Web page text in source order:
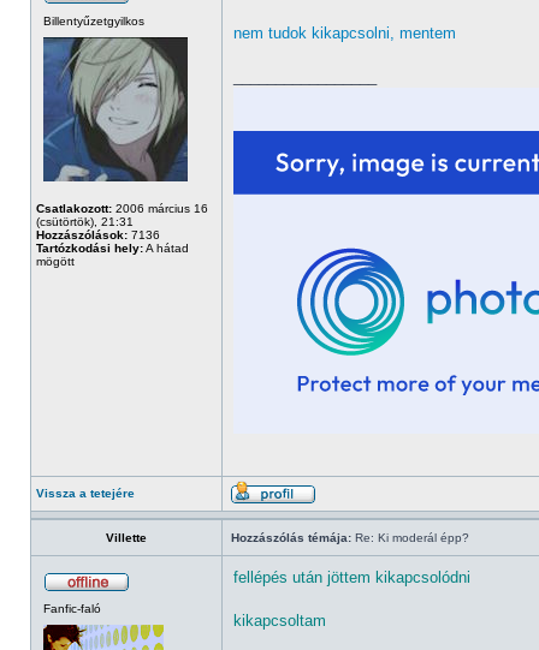
Billentyűzetgyilkos
Csatlakozott: 2006 március 16
(csütörtök), 21:31
Hozzászólások: 7136
Tartózkodási hely:A hátad
mögött
nem tudok kikapcsolni, mentem
Vissza a tetejére
Villette Hozzászólás témája: Re: Ki moderál épp?
Fanfic-faló
fellépés után jöttem kikapcsolódni
kikapcsoltam